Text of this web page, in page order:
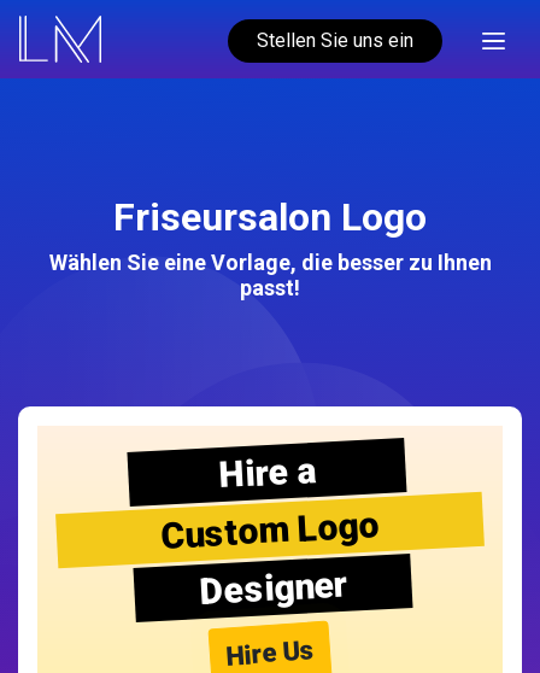
Stellen Sie uns ein
Friseursalon Logo
Wählen Sie eine Vorlage, die besser zu Ihnen
passt!
Hire a
Custom Logo
Designer
Hire Us